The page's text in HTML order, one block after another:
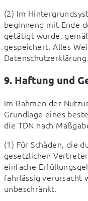
(2) Im
beginnend mit Ende
getätigt wurde,
gespeichert. Alles
9. Haftung und
Im Rahmen der
Grundlage eines
die TDN nach
(1) Für Schäden, die
gesetzlichen
einfache
fahrlässig verursacht
unbeschränkt.